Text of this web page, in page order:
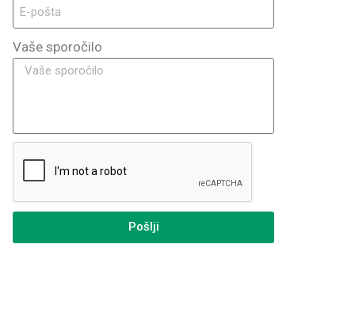
Vaše sporočilo
Pošlji